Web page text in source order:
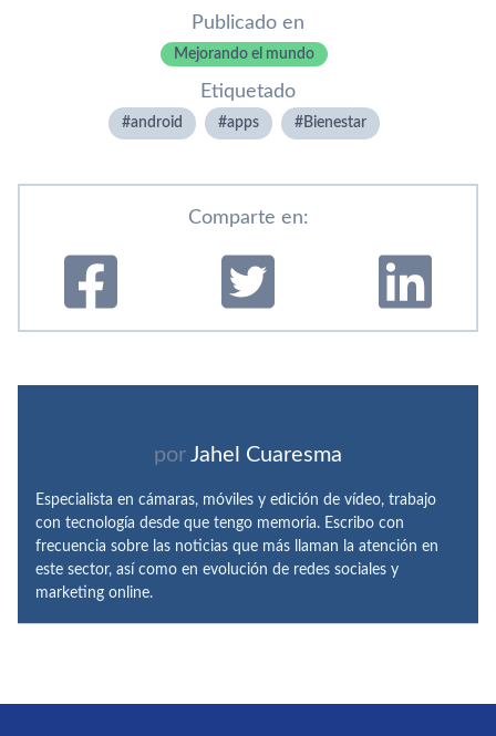
Publicado en
Mejorando el mundo
Etiquetado
android apps Bienestar
Comparte en:
por Jahel Cuaresma
Especialista en cámaras, móviles y edición de vídeo, trabajo
con tecnología desde que tengo memoria. Escribo con
frecuencia sobre las noticias que más llaman la atención en
este sector, así como en evolución de redes sociales y
marketing online.